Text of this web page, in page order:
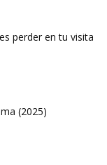
perder en tu visita
(2025)